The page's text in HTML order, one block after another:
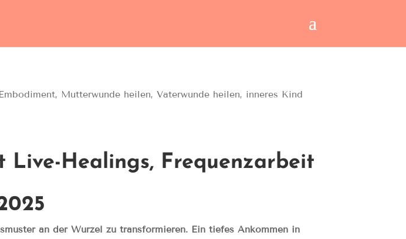
Live-Healings, Frequenzarbeit
an der Wurzel zu transformieren. Ein tiefes Ankommen in